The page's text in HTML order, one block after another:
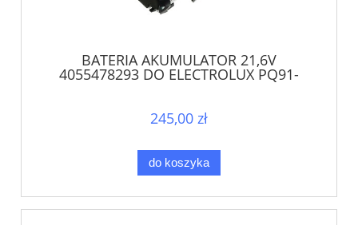
BATERIA AKUMULATOR 21,6V
4055478293 DO ELECTROLUX PQ91-
245,00 zł
do koszyka